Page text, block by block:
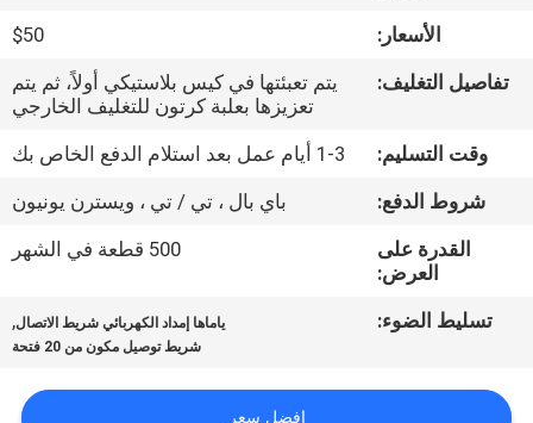
المصنع
مراقبة
الجودة
اتصل
أخبار
SHOPPING
الأسعار:
$50
تفاصيل التغليف:
يتم تعبئتها في كيس بلاستيكي أولاً، ثم يتم
تعزيزها بعلبة كرتون للتغليف الخارجي
وقت التسليم:
1-3 أيام عمل بعد استلام الدفع الخاص بك
شروط الدفع:
باي بال ، تي / تي ، ويسترن يونيون
القدرة على
العرض:
500 قطعة في الشهر
تسليط الضوء: ياماها إمداد الكهربائي شريط الاتصال,
شريط توصيل مكون من 20 فتحة
افضل سعر